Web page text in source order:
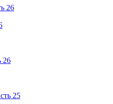
26
26
25